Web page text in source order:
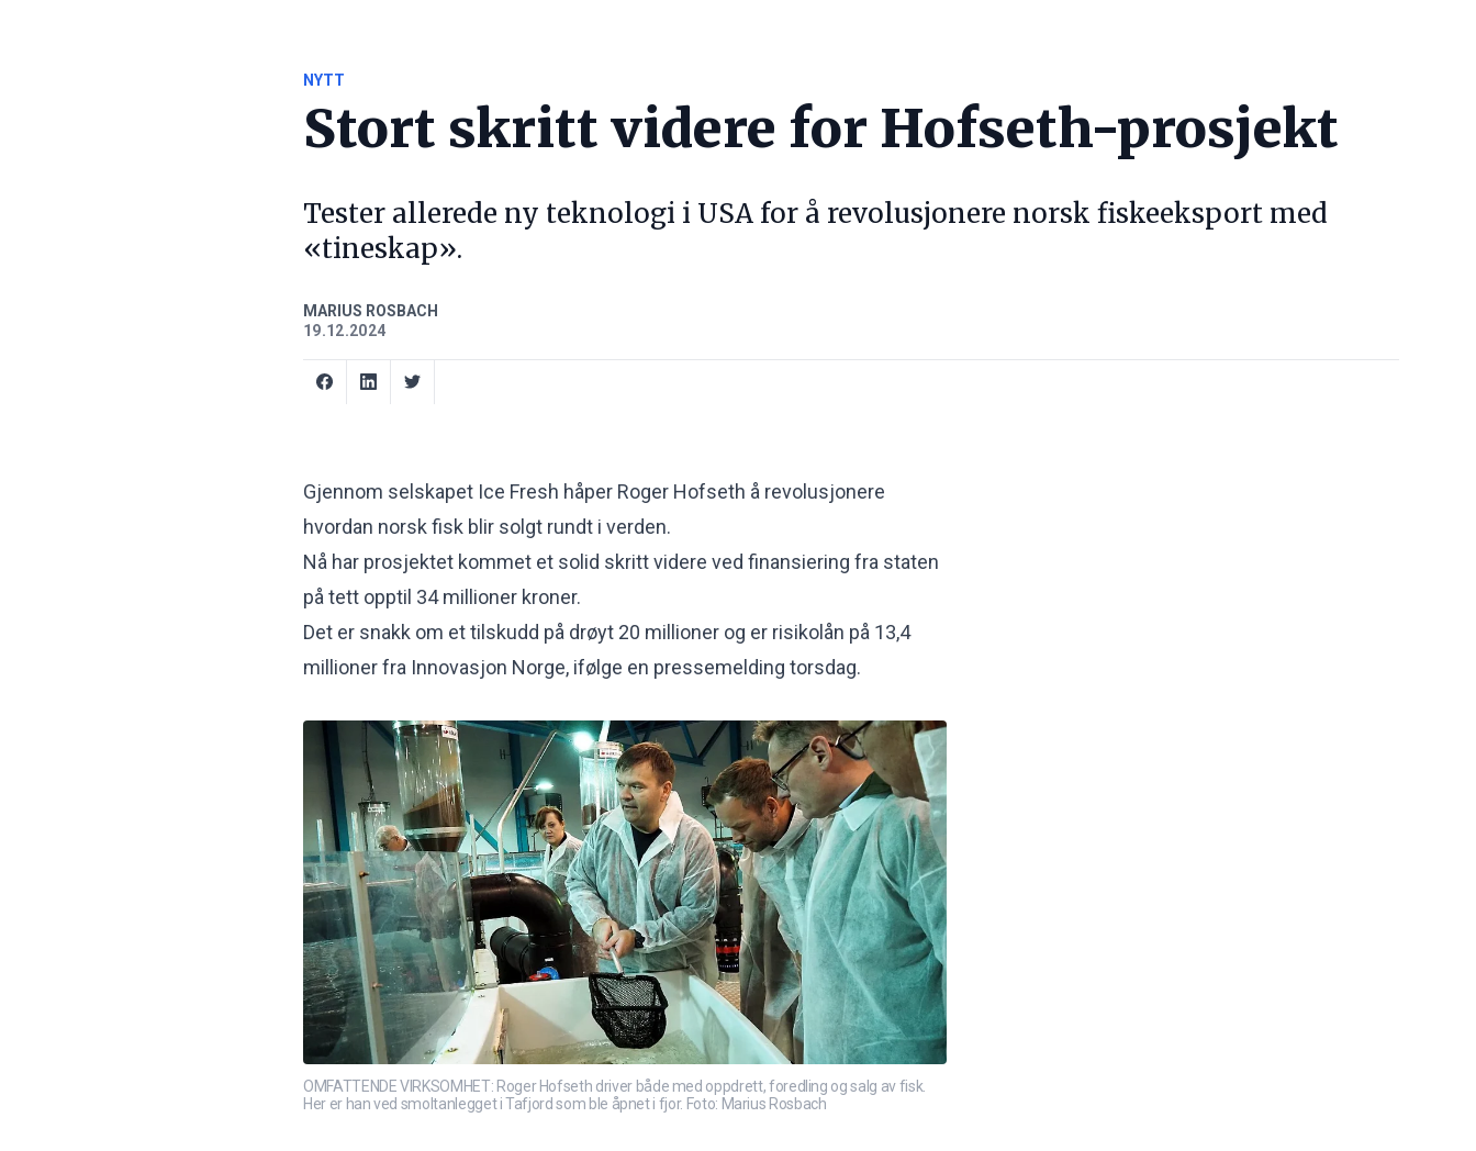
NYTT
Stort skritt videre for Hofseth-prosjekt
Tester allerede ny teknologi i USA for å revolusjonere norsk fiskeeksport med
«tineskap».
MARIUS ROSBACH
19.12.2024
Gjennom selskapet Ice Fresh håper Roger Hofseth å revolusjonere
hvordan norsk fisk blir solgt rundt i verden.
Nå har prosjektet kommet et solid skritt videre ved finansiering fra staten
på tett opptil 34 millioner kroner.
Det er snakk om et tilskudd på drøyt 20 millioner og er risikolån på 13,4
millioner fra Innovasjon Norge, ifølge en pressemelding torsdag.
OMFATTENDE VIRKSOMHET: Roger Hofseth driver både med oppdrett, foredling og salg av fisk.
Her er han ved smoltanlegget i Tafjord som ble åpnet i fjor. Foto: Marius Rosbach